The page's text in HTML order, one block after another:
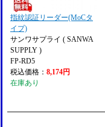
指紋認証リーダー(MoCタ
イプ)
サンワサプライ ( SANWA
SUPPLY )
FP-RD5
税込価格： 8,174円
在庫あり